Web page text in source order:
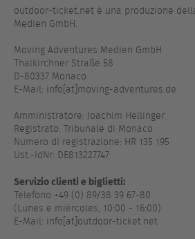
outdoor-ticket.net è una produzione
Medien GmbH.
Moving Adventures Medien GmbH
Thalkirchner Straße 58
D-80337 Monaco
E-Mail: info[at]moving-adventures.de
Amministratore: Joachim Hellinger
Registrato: Tribunale di Monaco
Numero di registrazione: HR 135 195
Ust.-IdNr: DE813227747
Servizio clienti e biglietti:
Telefono +49 (0) 89/38 39 67-80
(Lunes e miércoles, 10:00 - 16:00)
E-Mail: info[at]outdoor-ticket.net